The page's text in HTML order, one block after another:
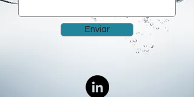
Enviar